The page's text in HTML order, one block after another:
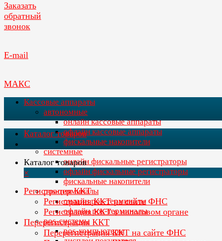
Заказать
обратный
звонок
E-mail
МАКС
Кассовые аппараты
автономные
онлайн кассовые аппараты
офлайн кассовые аппараты
фискальные накопители
системные
онлайн фискальные регистраторы
офлайн фискальные регистраторы
фискальные накопители
pos-терминалы
онлайн pos-терминалы
офлайн pos-терминалы
pos-системы
pos-компьютеры
Каталог товаров
Каталог товаров
×
Регистрация ККТ
Регистрация ККТ на сайте ФНС
Регистрация ККТ в налоговом органе
Перерегистрация ККТ
Перерегистрация ККТ на сайте ФНС